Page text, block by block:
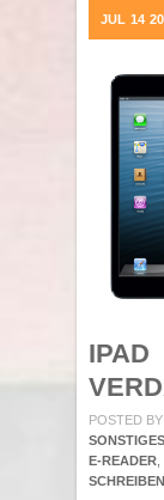
JUL 14
IPAD
POSTED BY
SONSTIGES
E-READER
SCHREIBEN